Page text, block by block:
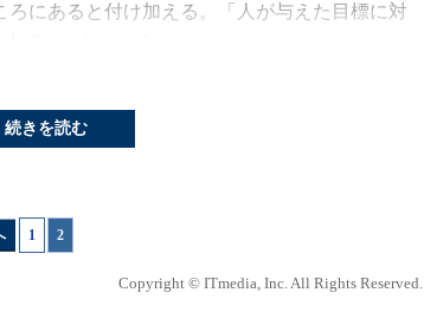
にあると付け加える。「人が与えた目標に対
で曲げるような人が怖くてなかなかできない
続きを読む
1 2
Copyright © ITmedia, Inc. All Rights Reserved.